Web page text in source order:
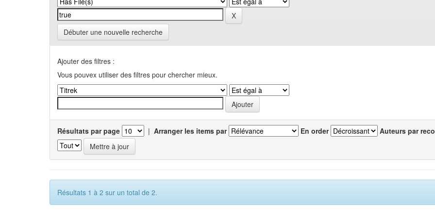
Débuter une nouvelle recherche
Ajouter des filtres :
Vous pouvex utiliser des filtres pour chercher mieux.
Résultats par page | Arranger les items par En order Auteurs par
Résultats 1 à 2 sur un total de 2.